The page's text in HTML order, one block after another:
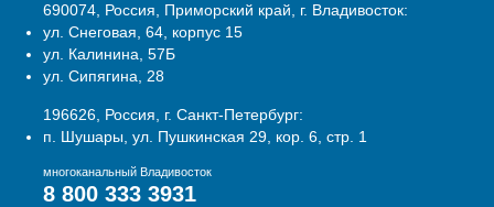
690074, Россия, Приморский край, г. Владивосток:
ул. Снеговая, 64, корпус 15
ул. Калинина, 57Б
ул. Сипягина, 28
196626, Россия, г. Санкт-Петербург:
п. Шушары, ул. Пушкинская 29, кор. 6, стр. 1
многоканальный Владивосток
8 800 333 3931